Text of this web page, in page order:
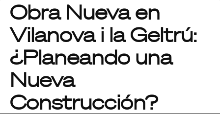
Obra Nueva en
Vilanova i la Geltrú:
¿Planeando una
Nueva
Construcción?